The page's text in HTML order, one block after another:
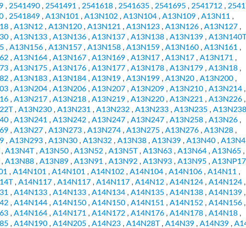
, 2541490 , 2541491 , 2541618 , 2541635 , 2541695 , 2541712 ,
, 2541849 , A13N101 , A13N102 , A13N104 , A13N109 , A13N11 ,
, A13N12 , A13N120 , A13N121 , A13N123 , A13N126 , A13N127 ,
, A13N133 , A13N136 , A13N137 , A13N138 , A13N139 , A13N140T
, A13N156 , A13N157 , A13N158 , A13N159 , A13N160 , A13N161 ,
, A13N164 , A13N167 , A13N169 , A13N17 , A13N17 , A13N171 ,
, A13N175 , A13N176 , A13N177 , A13N178 , A13N179 , A13N18 ,
, A13N183 , A13N184 , A13N19 , A13N199 , A13N20 , A13N200 ,
, A13N204 , A13N206 , A13N207 , A13N209 , A13N210 , A13N214 ,
, A13N217 , A13N218 , A13N219 , A13N220 , A13N221 , A13N226 ,
, A13N230 , A13N231 , A13N232 , A13N233 , A13N235 , A13N238
, A13N241 , A13N242 , A13N247 , A13N247 , A13N258 , A13N26 ,
, A13N27 , A13N273 , A13N274 , A13N275 , A13N276 , A13N28 ,
, A13N293 , A13N30 , A13N32 , A13N38 , A13N39 , A13N40 ,
, A13N4T , A13N50 , A13N52 , A13N5T , A13N63 , A13N64 , A13N65 ,
, A13N88 , A13N89 , A13N91 , A13N92 , A13N93 , A13N95 ,
, A14N101 , A14N101 , A14N102 , A14N104 , A14N106 , A14N11 ,
, A14N117 , A14N117 , A14N117 , A14N12 , A14N124 , A14N124 ,
, A14N133 , A14N133 , A14N134 , A14N135 , A14N138 , A14N139 ,
, A14N144 , A14N150 , A14N150 , A14N151 , A14N152 , A14N156 ,
, A14N164 , A14N171 , A14N172 , A14N176 , A14N178 , A14N18 ,
, A14N190 , A14N205 , A14N23 , A14N28T , A14N39 , A14N39 ,